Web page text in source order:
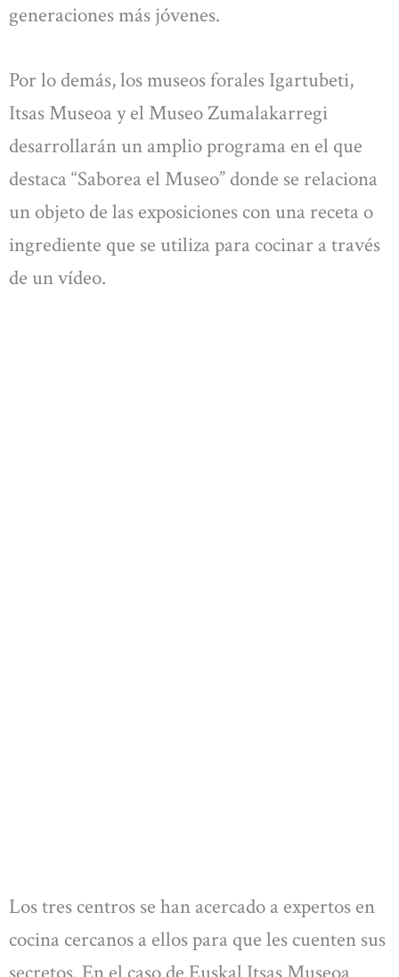
generaciones más jóvenes.
Por lo demás, los museos forales Igartubeti,
Itsas Museoa y el Museo Zumalakarregi
desarrollarán un amplio programa en el que
destaca “Saborea el Museo” donde se relaciona
un objeto de las exposiciones con una receta o
ingrediente que se utiliza para cocinar a través
de un vídeo.
Los tres centros se han acercado a expertos en
cocina cercanos a ellos para que les cuenten sus